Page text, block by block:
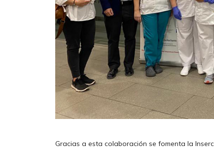
Gracias a esta colaboración se fomenta la